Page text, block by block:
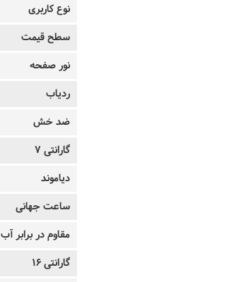
نوع کاربری
سطح قیمت
نور صفحه
ردیاب
ضد خش
گارانتی 7
دیاموند
ساعت جهانی
مقاوم در برابر آب
گارانتی 16